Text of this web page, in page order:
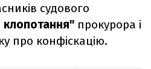
судового
клопотання" прокурора і
про конфіскацію.